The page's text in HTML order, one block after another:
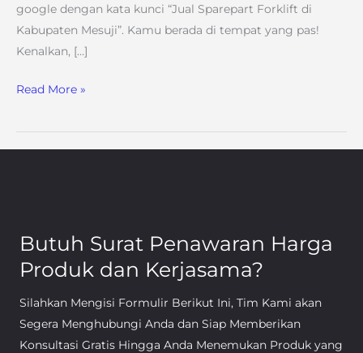
google dengan kata kunci “Jual Sparepart Forklift di
Kabupaten Mesuji”. Kamu berada di tempat yang pas!
Kenalkan, […]
Read More »
Butuh Surat Penawaran Harga
Produk dan Kerjasama?
Silahkan Mengisi Formulir Berikut Ini, Tim Kami akan
Segera Menghubungi Anda dan Siap Memberikan
Konsultasi Gratis Hingga Anda Menemukan Produk yang